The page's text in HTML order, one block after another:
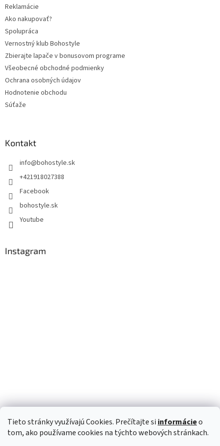
Tieto stránky využívajú Cookies. Prečítajte si informácieo
tom, ako používame cookies na týchto webových stránkach.
Reklamácie
Ako nakupovať?
Spolupráca
Vernostný klub Bohostyle
Zbierajte lapače v bonusovom programe
Všeobecné obchodné podmienky
Ochrana osobných údajov
Hodnotenie obchodu
Súťaže
Kontakt
info@bohostyle.sk
+421918027388
Facebook
bohostyle.sk
Youtube
Instagram
Sledovať na Instagrame